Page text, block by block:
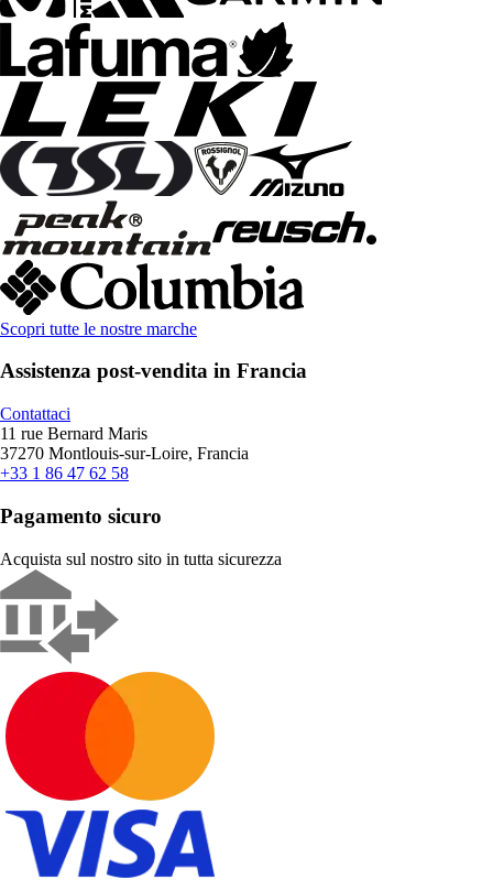
Scopri tutte le nostre marche
Assistenza post-vendita in Francia
Contattaci
11 rue Bernard Maris
37270 Montlouis-sur-Loire, Francia
+33 1 86 47 62 58
Pagamento sicuro
Acquista sul nostro sito in tutta sicurezza